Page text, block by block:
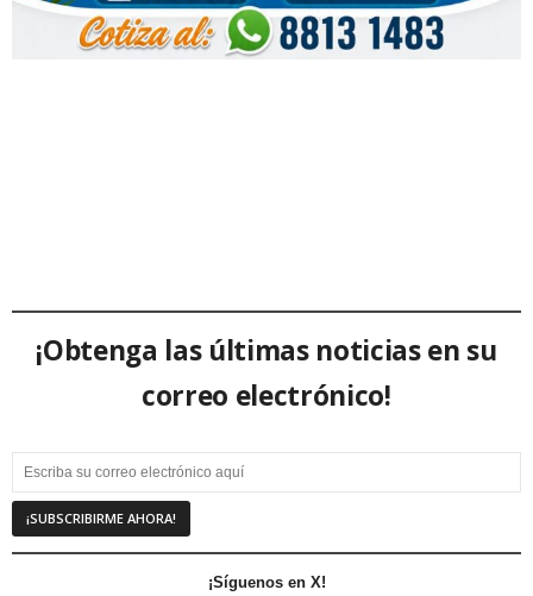
¡Obtenga las últimas noticias en su
correo electrónico!
¡Síguenos en X!